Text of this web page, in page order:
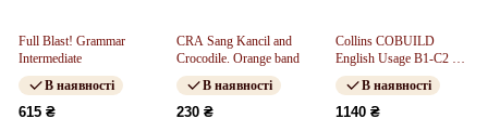
Full Blast! Grammar
Intermediate
В наявності
615 ₴
CRA Sang Kancil and
Crocodile. Orange band
В наявності
230 ₴
Collins COBUILD
English Usage B1-C2 4th
ed
В наявності
1140 ₴